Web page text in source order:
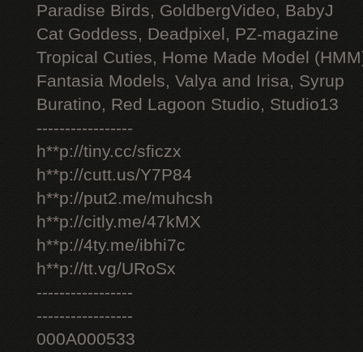
Paradise Birds, GoldbergVideo, BabyJ
Cat Goddess, Deadpixel, PZ-magazine
Tropical Cuties, Home Made Model
Fantasia Models, Valya and Irisa, Syrup
Buratino, Red Lagoon Studio, Studio13
-----------------
h**p://tiny.cc/sficzx
h**p://cutt.us/Y7P84
h**p://put2.me/muhcsh
h**p://citly.me/47kMX
h**p://4ty.me/ibhi7c
h**p://tt.vg/URoSx
-----------------
-----------------
000A000533